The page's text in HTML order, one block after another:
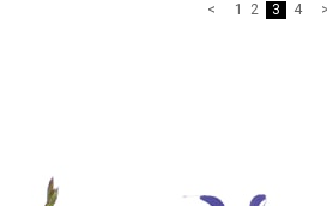
1 2 3 4